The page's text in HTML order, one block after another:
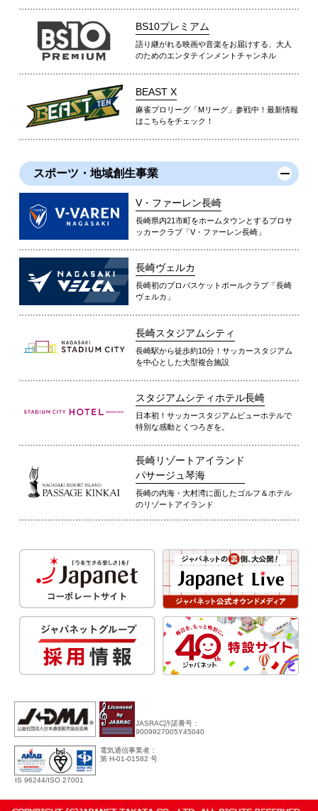
BS10プレミアム
語り継がれる映画や音楽をお届けする、大人
のためのエンタテインメントチャンネル
BEAST X
麻雀プロリーグ「Mリーグ」参戦中！最新情報
はこちらをチェック！
スポーツ・地域創生事業
V・ファーレン長崎
長崎県内21市町をホームタウンとするプロサ
ッカークラブ「V・ファーレン長崎」
長崎ヴェルカ
長崎初のプロバスケットボールクラブ「長崎
ヴェルカ」
長崎スタジアムシティ
長崎駅から徒歩約10分！サッカースタジアム
を中心とした大型複合施設
スタジアムシティホテル長崎
日本初！サッカースタジアムビューホテルで
特別な感動とくつろぎを。
長崎リゾートアイランド
パサージュ琴海
長崎の内海・大村湾に面したゴルフ＆ホテル
のリゾートアイランド
JASRAC許諾番号：
9009927005Y45040
IS 96244/ISO 27001
電気通信事業者：
第 H-01-01582 号